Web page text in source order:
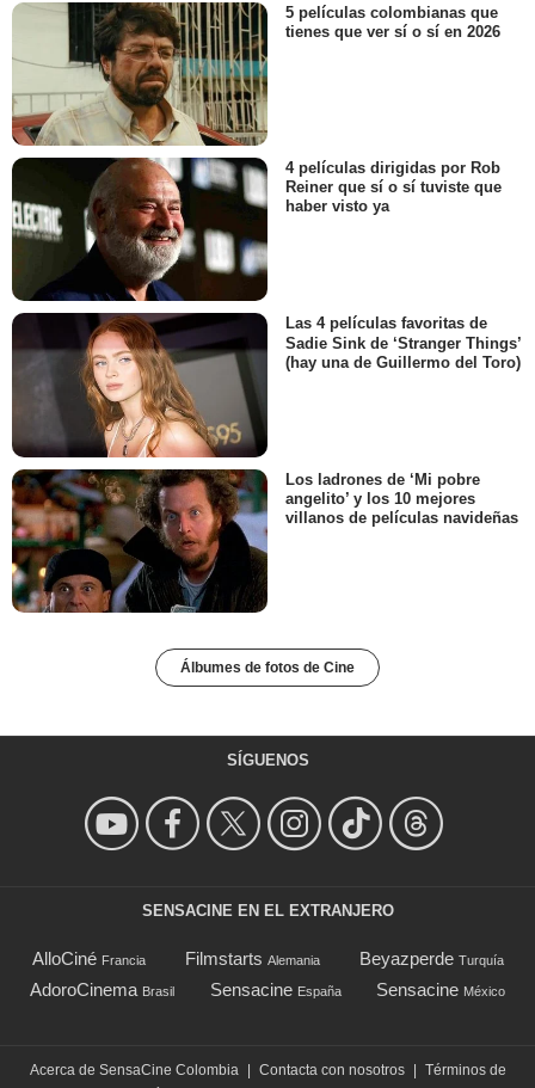
5 películas colombianas que
tienes que ver sí o sí en 2026
4 películas dirigidas por Rob
Reiner que sí o sí tuviste que
haber visto ya
Las 4 películas favoritas de
Sadie Sink de ‘Stranger Things’
(hay una de Guillermo del Toro)
Los ladrones de ‘Mi pobre
angelito’ y los 10 mejores
villanos de películas navideñas
Álbumes de fotos de Cine
SÍGUENOS
SENSACINE EN EL EXTRANJERO
AlloCiné Francia Filmstarts Alemania Beyazperde Turquía
AdoroCinema Brasil Sensacine España Sensacine México
Acerca de SensaCine Colombia Contacta con nosotros
Términos de